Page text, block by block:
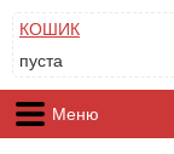
КОШИК
пуста
Меню